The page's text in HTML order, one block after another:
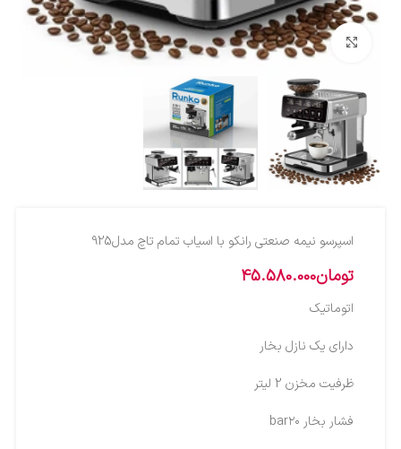
بزرگنمایی تصویر
اسپرسو نيمه صنعتي رانکو با اسياب تمام تاچ مدل925
تومان45.580.000
اتوماتيك
دارای يک نازل بخار
ظرفيت مخزن 2 لیتر
فشار بخار bar۲۰